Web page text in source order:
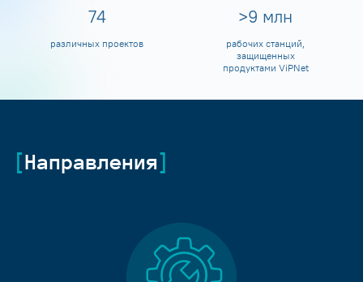
80
различных проектов
>10 млн
рабочих станций,
защищенных
продуктами ViPNet
Направления